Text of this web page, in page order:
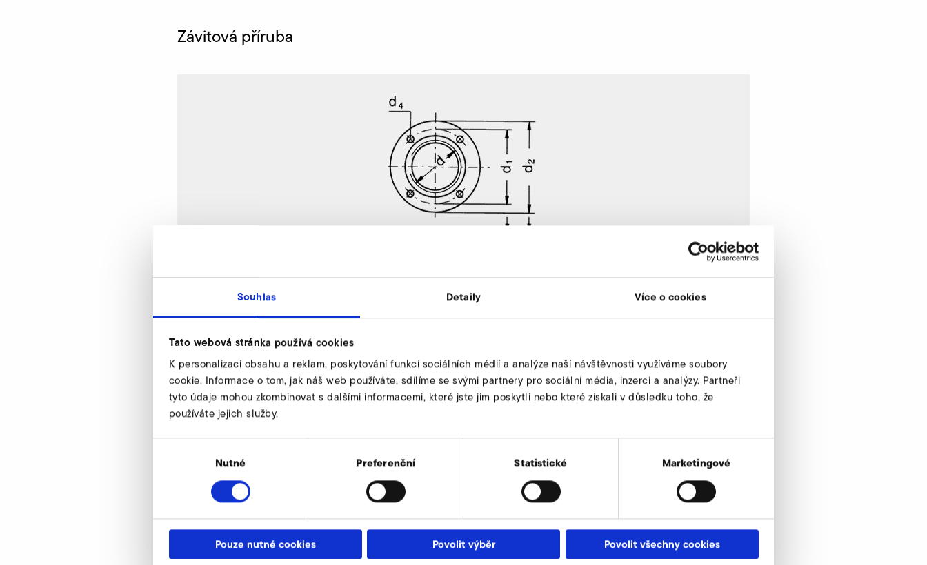
Souhlas Detaily Více o cookies
Tato webová stránka používá cookies
K personalizaci obsahu a reklam, poskytování funkcí sociálních médií a analýze naší návštěvnosti využíváme soubory
cookie. Informace o tom, jak náš web používáte, sdílíme se svými partnery pro sociální média, inzerci a analýzy. Partneři
tyto údaje mohou zkombinovat s dalšími informacemi, které jste jim poskytli nebo které získali v důsledku toho, že
používáte jejich služby.
Nutné Preferenční Statistické Marketingové
Pouze nutné cookies Povolit výběr Povolit všechny cookies
Závitová příruba
SD 24 M, SE 24
d
d1
d2
Artikelnummer
G1 1/2" x 15
79